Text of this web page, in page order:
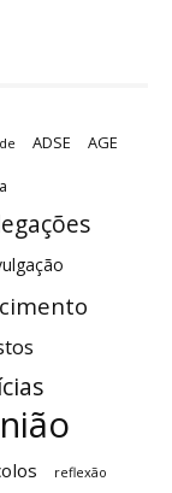
ADSE AGE
reflexão